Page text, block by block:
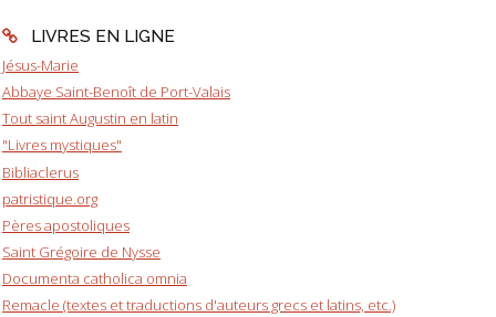
LIVRES EN LIGNE
Jésus-Marie
Abbaye Saint-Benoît de Port-Valais
Tout saint Augustin en latin
"Livres mystiques"
Bibliaclerus
patristique.org
Pères apostoliques
Saint Grégoire de Nysse
Documenta catholica omnia
Remacle (textes et traductions d'auteurs grecs et latins, etc.)